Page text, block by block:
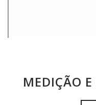
MEDIÇÃO E